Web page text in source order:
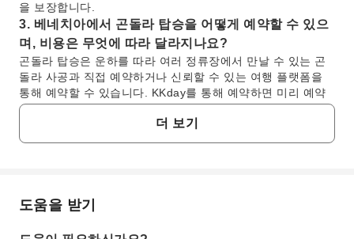
을 보장합니다.
3. 베네치아에서 곤돌라 탑승을 어떻게 예약할 수 있으
며, 비용은 무엇에 따라 달라지나요?
곤돌라 탑승은 운하를 따라 여러 정류장에서 만날 수 있는 곤
돌라 사공과 직접 예약하거나 신뢰할 수 있는 여행 플랫폼을
통해 예약할 수 있습니다. KKday를 통해 예약하면 미리 예약
된 서비스를 편리하게 이용할 수 있으며, 종종 비용 효율적인
옵션이 될 수 있는 공유 탑승도 포함되어 현장에서 협상할 필
요 없이 원활한 경험을 보장합니다. 비용은 승객 수(최대 5명)
성 마크 대성당은 5개의 돔과 동양과 서양의 영향이 혼합된 웅
더 보기
자주 묻는 질문
도움을 받기